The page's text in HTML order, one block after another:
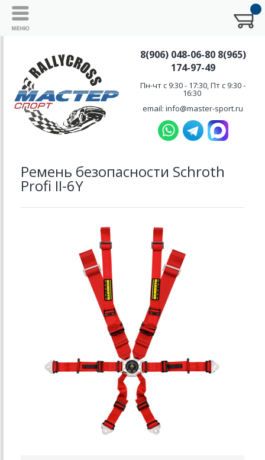
8(906) 048-06-80 8(965)
174-97-49
Пн-чт с 9:30 - 17:30, Пт с 9:30 -
16:30
email: info@master-sport.ru
Ремень безопасности Schroth
Profi II-6Y